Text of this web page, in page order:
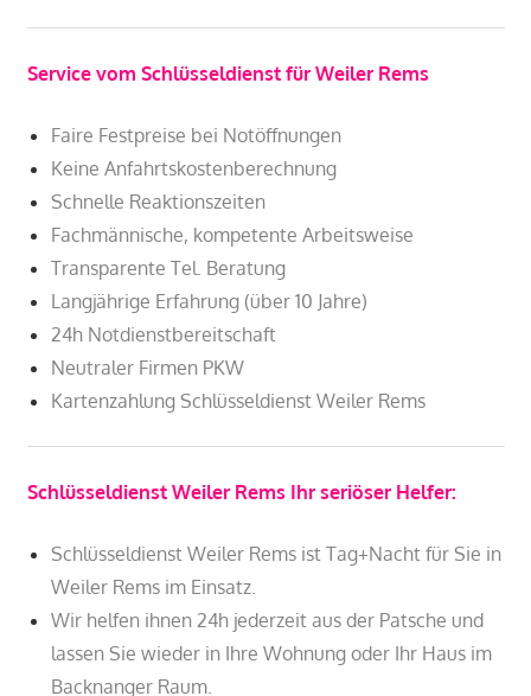
Service vom Schlüsseldienst für Weiler Rems
Faire Festpreise bei Notöffnungen
Keine Anfahrtskostenberechnung
Schnelle Reaktionszeiten
Fachmännische, kompetente Arbeitsweise
Transparente Tel. Beratung
Langjährige Erfahrung (über 10 Jahre)
24h Notdienstbereitschaft
Neutraler Firmen PKW
Kartenzahlung Schlüsseldienst Weiler Rems
Schlüsseldienst Weiler Rems Ihr seriöser Helfer:
Schlüsseldienst Weiler Rems ist Tag+Nacht für Sie in
Weiler Rems im Einsatz.
Wir helfen ihnen 24h jederzeit aus der Patsche und
lassen Sie wieder in Ihre Wohnung oder Ihr Haus im
Backnanger Raum.